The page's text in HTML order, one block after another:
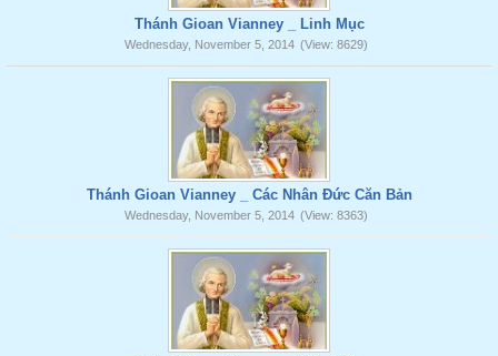
Thánh Gioan Vianney _ Linh Mục
Wednesday, November 5, 2014 (View: 8629)
Thánh Gioan Vianney _ Các Nhân Đức Căn Bản
Wednesday, November 5, 2014 (View: 8363)